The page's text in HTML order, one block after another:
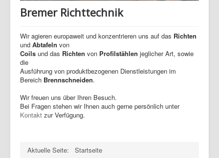
Bremer Richttechnik
Wir agieren europaweit und konzentrieren uns auf das Richten
und Abtafeln von
Coils und das Richten von Profilstählen jeglicher Art, sowie
die
Ausführung von produktbezogenen Dienstleistungen im
Bereich Brennschneiden.
Wir freuen uns über Ihren Besuch.
Bei Fragen stehen wir Ihnen auch gerne persönlich unter
Kontakt zur Verfügung.
Aktuelle Seite: Startseite